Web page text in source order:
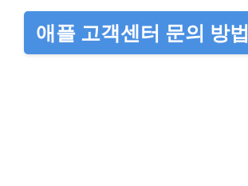
애플 고객센터 문의 방법